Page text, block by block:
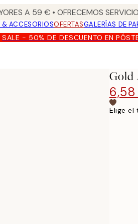
A 59 € • OFRECEMOS
ACCESORIOSOFERTASGALERÍAS DE
SALE - 50% DE DESCUENTO EN
Gold
Elige el